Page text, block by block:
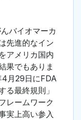
バイオマーカ
先進的なイン
アメリカ国内
果でもありま
月29日にFDA
る最終規則」
レームワーク
実上高い参入